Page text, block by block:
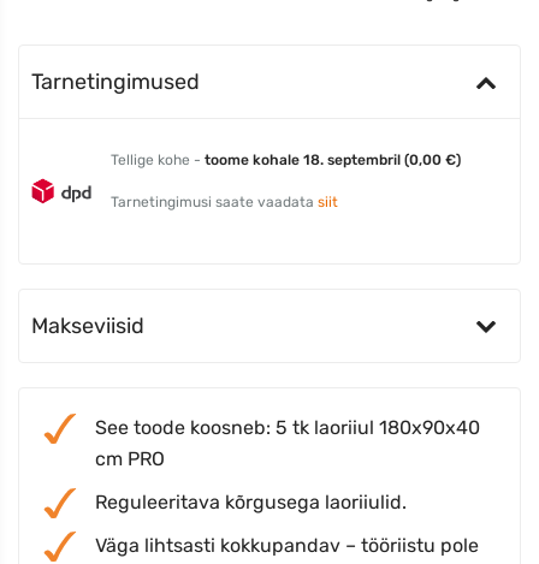
Tarnetingimused
Tellige kohe - toome kohale 18. septembril (0,00 €)
Tarnetingimusi saate vaadata siit
Makseviisid
See toode koosneb: 5 tk laoriiul 180x90x40
cm PRO
Reguleeritava kõrgusega laoriiulid.
Väga lihtsasti kokkupandav – tööriistu pole